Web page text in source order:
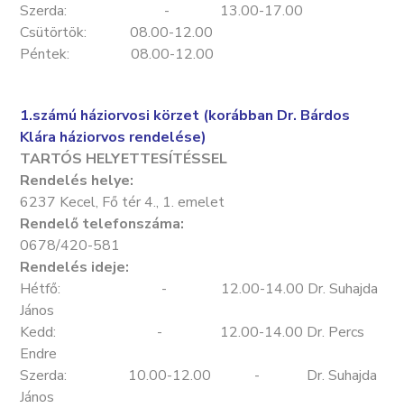
Szerda: - 13.00-17.00
Csütörtök: 08.00-12.00
Péntek: 08.00-12.00
1.számú háziorvosi körzet (korábban Dr. Bárdos
Klára háziorvos rendelése)
TARTÓS HELYETTESÍTÉSSEL
Rendelés helye:
6237 Kecel, Fő tér 4., 1. emelet
Rendelő telefonszáma:
0678/420-581
Rendelés ideje:
Hétfő: - 12.00-14.00 Dr. Suhajda
János
Kedd: - 12.00-14.00 Dr. Percs
Endre
Szerda: 10.00-12.00 - Dr. Suhajda
János